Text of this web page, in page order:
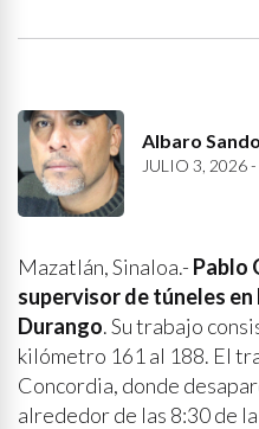
Albaro
JULIO 3, 2026
Mazatlán, Sinaloa.- Pablo
supervisor de túneles
Durango. Su trabajo
kilómetro 161 al 188. El
Concordia, donde
alrededor de las 8:30 de la